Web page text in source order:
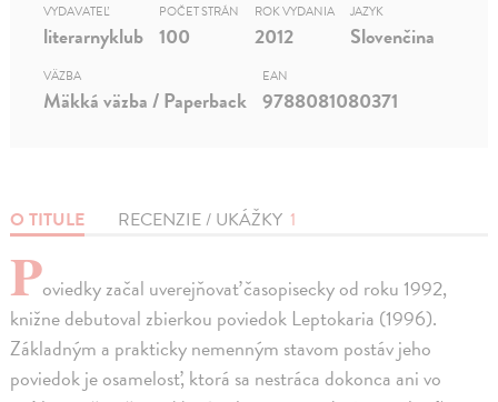
O TITULE RECENZIE / UKÁŽKY 1
Poviedky začal uverejňovať časopisecky od roku 1992,
knižne debutoval zbierkou poviedok Leptokaria (1996).
Základným a prakticky nemenným stavom postáv jeho
poviedok je osamelosť, ktorá sa nestráca dokonca ani vo
VYDAVATEĽ
literarnyklub
POČET STRÁN
100
ROK VYDANIA
2012
JAZYK
Slovenčina
VÄZBA
Mäkká väzba / Paperback
EAN
9788081080371